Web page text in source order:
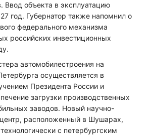
Ввод объекта в эксплуатацию
год. Губернатор также напомнил о
федерального механизма
российских инвестиционных
автомобилестроения на
осуществляется в
Президента России и
загрузки производственных
заводов. Новый научно-
расположенный в Шушарах,
с петербургским